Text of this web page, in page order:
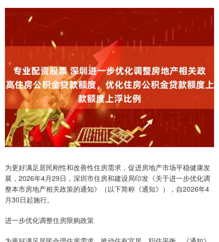
为更好满足居民刚性和改善性住房需求，促进房地产市场平稳健康发
展，2026年4月29日，深圳市住房和建设局印发《关于进一步优化调
整本市房地产相关政策的通知》（以下简称《通知》），自2026年4
月30日起施行。
进一步优化调整住房限购政策